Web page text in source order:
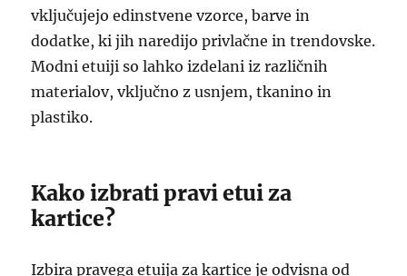
vključujejo edinstvene vzorce, barve in
dodatke, ki jih naredijo privlačne in trendovske.
Modni etuiji so lahko izdelani iz različnih
materialov, vključno z usnjem, tkanino in
plastiko.
Kako izbrati pravi etui za
kartice?
Izbira pravega etuija za kartice je odvisna od